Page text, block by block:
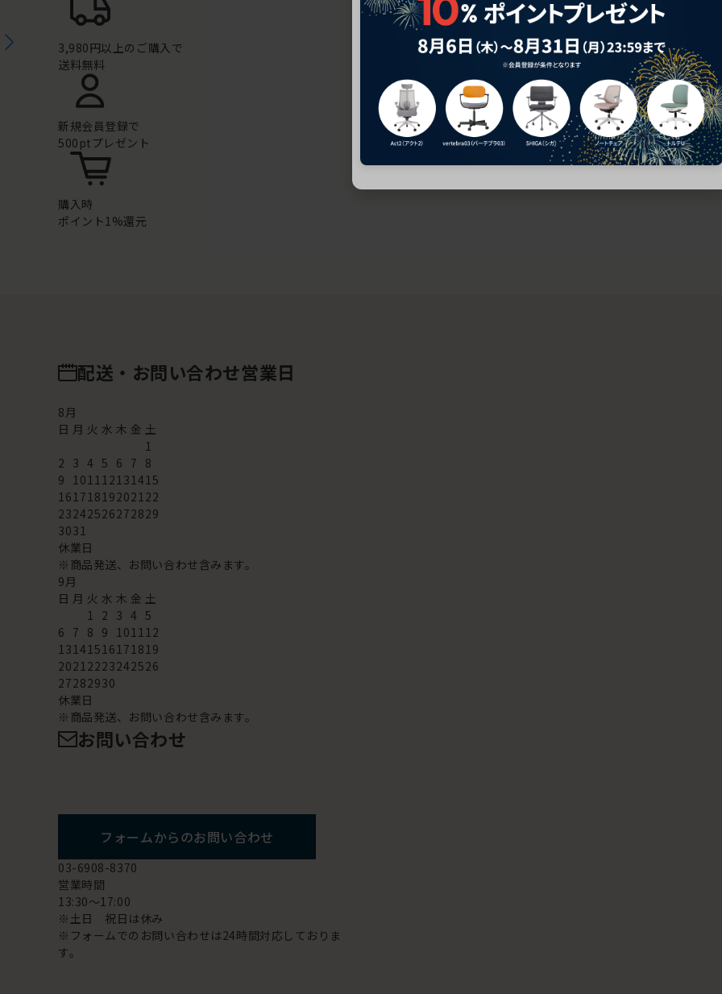
3,980円以上のご購入で
送料無料
新規会員登録で
500ptプレゼント
購入時
ポイント1%還元
配送・お問い合わせ営業日
8月
日 月 火 水 木 金 土
1
2 3 4 5 6 7 8
9 101112131415
16171819202122
23242526272829
3031
休業日
※商品発送、お問い合わせ含みます。
9月
日 月 火 水 木 金 土
1 2 3 4 5
6 7 8 9 101112
13141516171819
20212223242526
27282930
休業日
※商品発送、お問い合わせ含みます。
お問い合わせ
フォームからのお問い合わせ
03-6908-8370
営業時間
13:30～17:00
※土日 祝日は休み
※フォームでのお問い合わせは24時間対応しておりま
す。